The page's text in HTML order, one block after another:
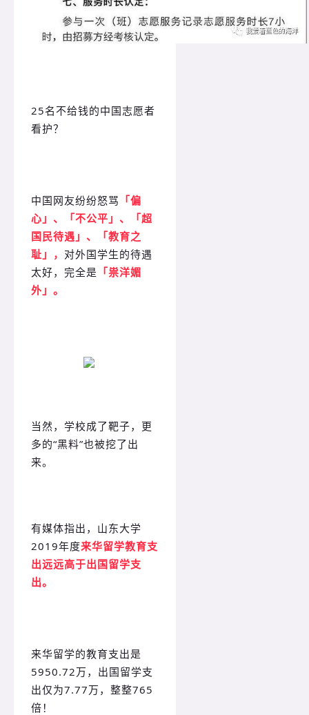
25名不给钱的中国志愿者
看护？
中国网友纷纷怒骂 「偏
心」、「不公平」、「超
国民待遇」、「教育之
耻」， 对外国学生的待遇
太好，完全是 「祟洋媚
外」。
当然，学校成了靶子，更
多的“黑料”也被挖了出
来。
有媒体指出，山东大学
2019年度来华留学教育支
出远远高于出国留学支
出。
来华留学的教育支出是
5950.72万，出国留学支
出仅为7.77万，整整765
倍！